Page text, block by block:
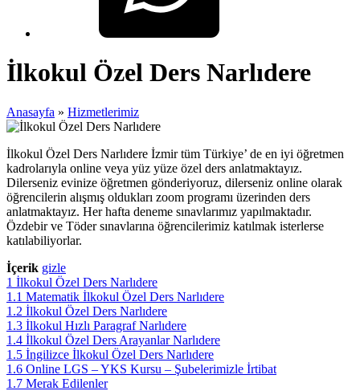
İlkokul Özel Ders Narlıdere
Anasayfa » Hizmetlerimiz
İlkokul Özel Ders Narlıdere İzmir tüm Türkiye’ de en iyi öğretmen
kadrolarıyla online veya yüz yüze özel ders anlatmaktayız.
Dilerseniz evinize öğretmen gönderiyoruz, dilerseniz online olarak
öğrencilerin alışmış oldukları zoom programı üzerinden ders
anlatmaktayız. Her hafta deneme sınavlarımız yapılmaktadır.
Özdebir ve Töder sınavlarına öğrencilerimiz katılmak isterlerse
katılabiliyorlar.
İçerik gizle
1 İlkokul Özel Ders Narlıdere
1.1 Matematik İlkokul Özel Ders Narlıdere
1.2 İlkokul Özel Ders Narlıdere
1.3 İlkokul Hızlı Paragraf Narlıdere
1.4 İlkokul Özel Ders Arayanlar Narlıdere
1.5 İngilizce İlkokul Özel Ders Narlıdere
1.6 Online LGS – YKS Kursu – Şubelerimizle İrtibat
1.7 Merak Edilenler